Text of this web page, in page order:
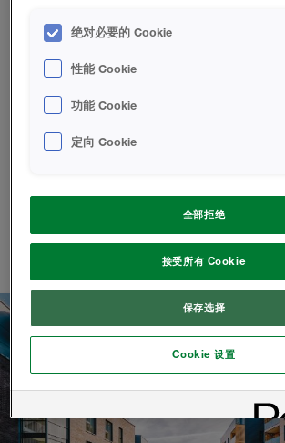
目大小或规模如何，我们都能满足您的需
的住宅或建筑更加舒适和节能
外部和内部应用
了解更多
绝对必要的 Cookie
性能 Cookie
功能 Cookie
定向 Cookie
全部拒绝
接受所有 Cookie
保存选择
Cookie 设置